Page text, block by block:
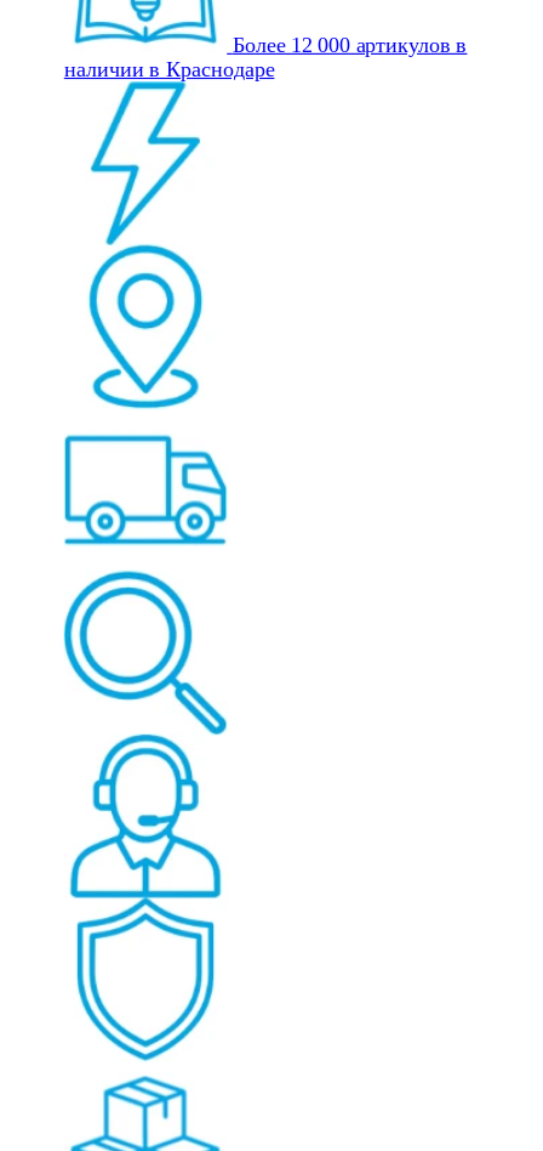
Более 12 000 артикулов в
наличии в Краснодаре